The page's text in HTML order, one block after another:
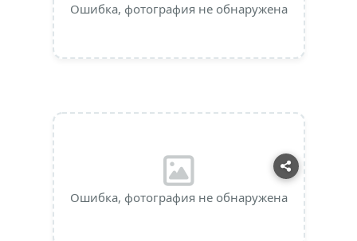
Ошибка, фотография не обнаружена
Ошибка, фотография не обнаружена